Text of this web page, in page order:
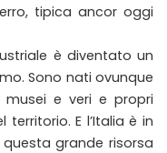
tipica ancor oggi
è diventato un
Sono nati ovunque
e veri e propri
E l’Italia è in
grande risorsa